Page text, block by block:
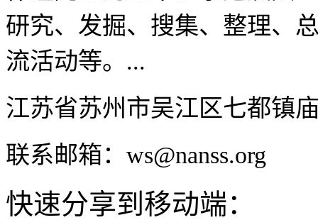
研究、发掘、搜集、整理、
流活动等。...
江苏省苏州市吴江区七都镇
联系邮箱：ws@nanss.org
快速分享到移动端：